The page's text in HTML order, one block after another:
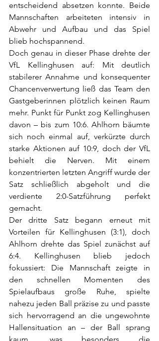
entscheidend absetzen konnte. Beide
Mannschaften arbeiteten intensiv in
Abwehr und Aufbau und das Spiel
blieb hochspannend.
Doch genau in dieser Phase drehte der
VfL Kellinghusen auf: Mit deutlich
stabilerer Annahme und konsequenter
Chancenverwertung ließ das Team den
Gastgeberinnen plötzlich keinen Raum
mehr. Punkt für Punkt zog Kellinghusen
davon – bis zum 10:6. Ahlhorn bäumte
sich noch einmal auf, verkürzte durch
starke Aktionen auf 10:9, doch der VfL
behielt die Nerven. Mit einem
konzentrierten letzten Angriff wurde der
Satz schließlich abgeholt und die
verdiente 2:0-Satzführung perfekt
gemacht.
Der dritte Satz begann erneut mit
Vorteilen für Kellinghusen (3:1), doch
Ahlhorn drehte das Spiel zunächst auf
6:4. Kellinghusen blieb jedoch
fokussiert: Die Mannschaft zeigte in
den schnellen Momenten des
Spielaufbaus große Ruhe, spielte
nahezu jeden Ball präzise zu und passte
sich hervorragend an die ungewohnte
Hallensituation an – der Ball sprang